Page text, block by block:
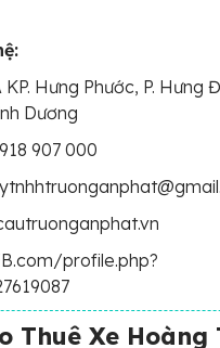
Hưng Phước, P. Hưng
Dương
907 000
profile.php?
Thuê Xe Hoàng